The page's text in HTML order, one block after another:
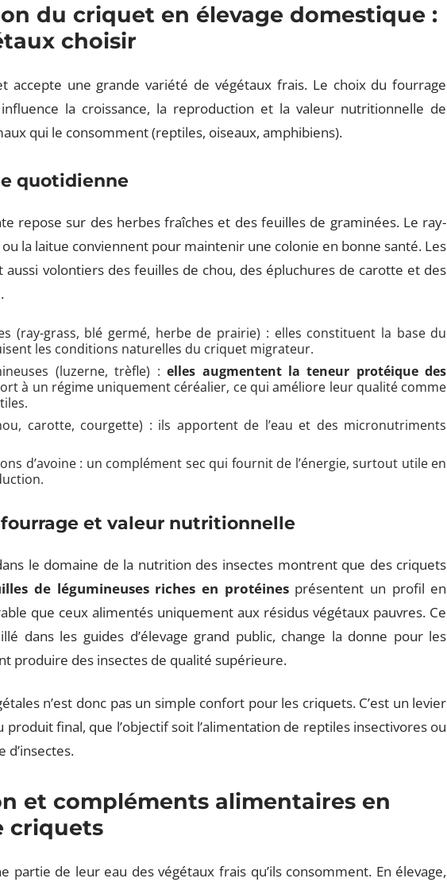
du criquet en élevage domestique :
choisir
accepte une grande variété de végétaux frais. Le choix du fourrage
la croissance, la reproduction et la valeur nutritionnelle de
qui le consomment (reptiles, oiseaux, amphibiens).
quotidienne
repose sur des herbes fraîches et des feuilles de graminées. Le ray-
la laitue conviennent pour maintenir une colonie en bonne santé. Les
volontiers des feuilles de chou, des épluchures de carotte et des
(ray-grass, blé germé, herbe de prairie) : elles constituent la base du
les conditions naturelles du criquet migrateur.
(luzerne, trèfle) :elles augmentent la teneur protéique des
à un régime uniquement céréalier, ce qui améliore leur qualité comme
carotte, courgette) : ils apportent de l’eau et des micronutriments
d’avoine : un complément sec qui fournit de l’énergie, surtout utile en
et valeur nutritionnelle
le domaine de la nutrition des insectes montrent que des criquets
de légumineuses riches en protéinesprésentent un profil en
que ceux alimentés uniquement aux résidus végétaux pauvres. Ce
dans les guides d’élevage grand public, change la donne pour les
produire des insectes de qualité supérieure.
n’est donc pas un simple confort pour les criquets. C’est un levier
produit final, que l’objectif soit l’alimentation de reptiles insectivores ou
d’insectes.
et compléments alimentaires en
criquets
partie de leur eau des végétaux frais qu’ils consomment. En élevage,